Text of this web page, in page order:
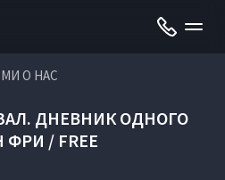
О НАС
ДНЕВНИК ОДНОГО
ФРИ / FREE